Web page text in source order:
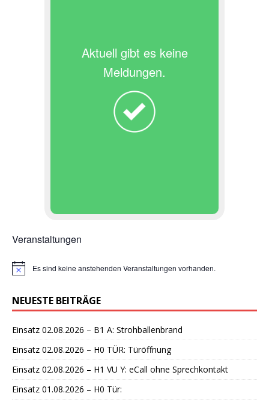
Aktuell gibt es keine
Meldungen.
Veranstaltungen
H
w
e
s
Es sind keine anstehenden Veranstaltungen vorhanden.
NEUESTE BEITRÄGE
Einsatz 02.08.2026 – B1 A: Strohballenbrand
Einsatz 02.08.2026 – H0 TÜR: Türöffnung
Einsatz 02.08.2026 – H1 VU Y: eCall ohne Sprechkontakt
Einsatz 01.08.2026 – H0 Tür: